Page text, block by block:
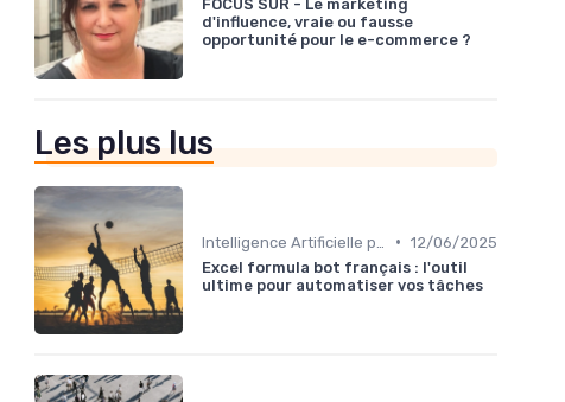
FOCUS SUR - Le marketing
d'influence, vraie ou fausse
opportunité pour le e-commerce ?
Les plus lus
• 12/06/2025
Excel formula bot français : l'outil
ultime pour automatiser vos tâches